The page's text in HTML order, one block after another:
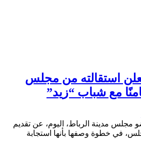
استقالته من مجلس
مع شباب “زيد”
مدينة الرباط، اليوم، عن تقديم
في خطوة وصفها بأنها استجابة